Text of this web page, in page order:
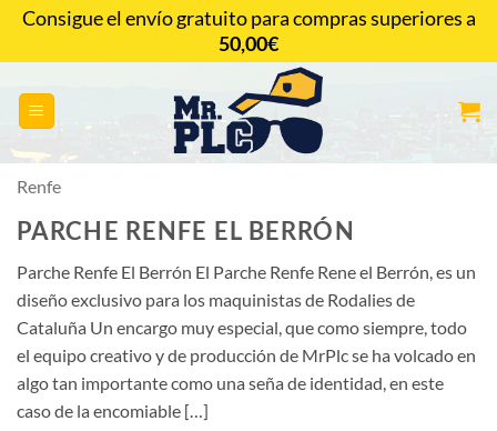
Saltar
contenido
CONTACTAR
Renfe
PARCHE RENFE EL BERRÓN
Parche Renfe El Berrón El Parche Renfe Rene el Berrón, es un
diseño exclusivo para los maquinistas de Rodalies de
Cataluña Un encargo muy especial, que como siempre, todo
el equipo creativo y de producción de MrPlc se ha volcado en
algo tan importante como una seña de identidad, en este
caso de la encomiable […]
Consigue el envío gratuito para compras superiores a
50,00€